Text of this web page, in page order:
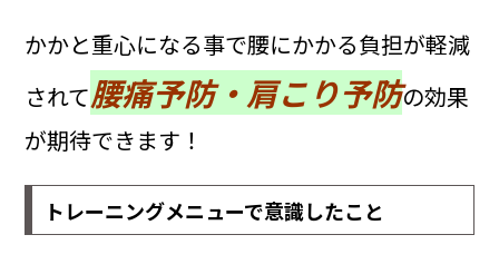
かかと重心になる事で腰にかかる負担が軽減
されて腰痛予防・肩こり予防の効果
が期待できます！
トレーニングメニューで意識したこと